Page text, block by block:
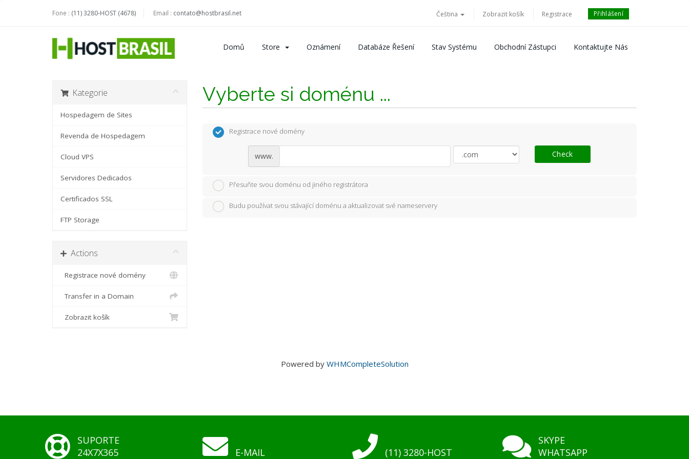
Fone : (11) 3280-HOST (4678) Email : contato@hostbrasil.net Čeština Zobrazit košík Registrace Přihlášení
Domů Store Oznámení Databáze Řešení Stav Systému Obchodní Zástupci Kontaktujte Nás
Kategorie
Hospedagem de Sites
Revenda de Hospedagem
Cloud VPS
Servidores Dedicados
Certificados SSL
FTP Storage
Actions
Registrace nové domény
Transfer in a Domain
Zobrazit košík
Vyberte si doménu ...
Registrace nové domény
www. Check
Přesuňte svou doménu od jiného registrátora
Budu používat svou stávající doménu a aktualizovat své nameservery
Powered by WHMCompleteSolution
SUPORTE
24X7X365
E-MAIL (11) 3280-HOST
SKYPE
WHATSAPP